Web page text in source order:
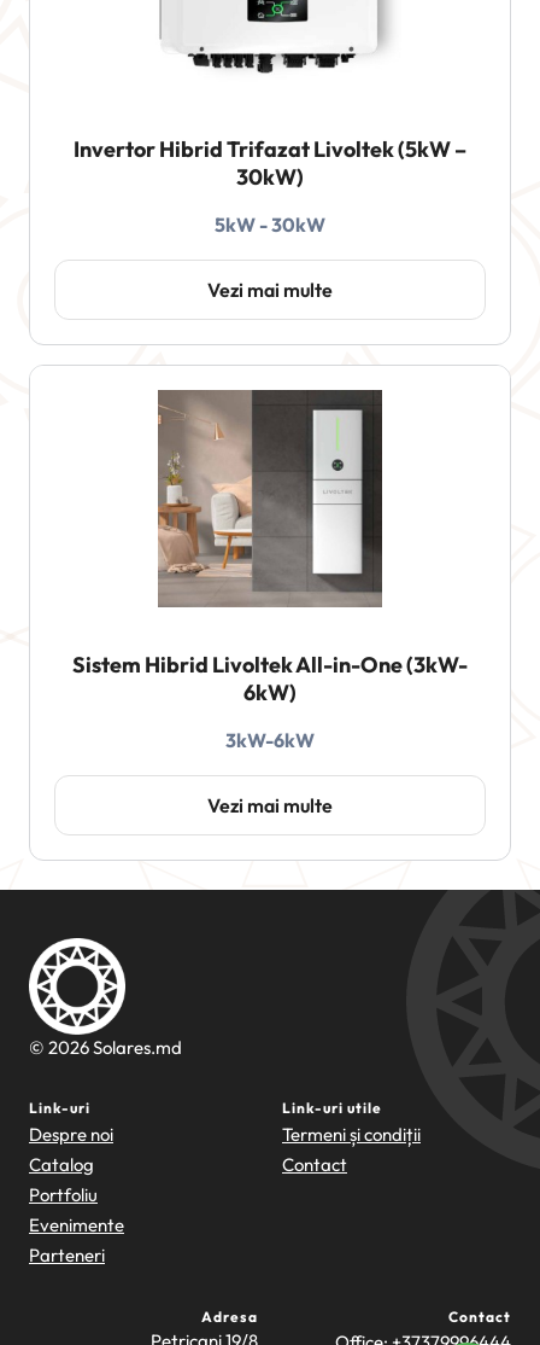
Invertor Hibrid Trifazat Livoltek (5kW –
30kW)
5kW - 30kW
Vezi mai multe
Sistem Hibrid Livoltek All-in-One (3kW-
6kW)
3kW-6kW
Vezi mai multe
© 2026 Solares.md
Link-uri
Despre noi
Catalog
Portfoliu
Evenimente
Parteneri
Link-uri utile
Termeni și condiții
Contact
Adresa Contact